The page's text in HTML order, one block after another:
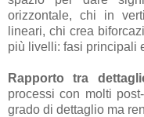
orizzontale, chi in
lineari, chi crea
più livelli: fasi principali
Rapporto tra
processi con molti
grado di dettaglio ma